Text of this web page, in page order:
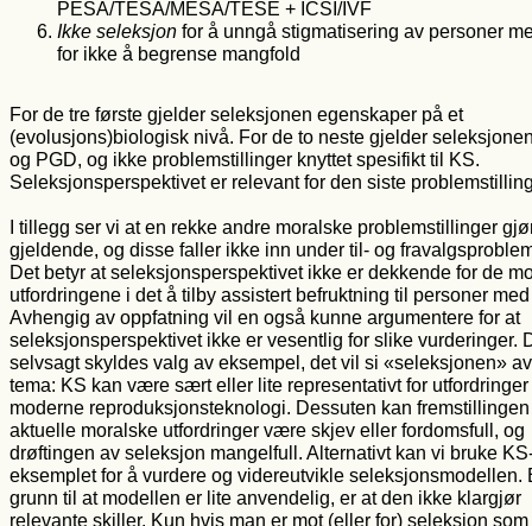
PESA/TESA/MESA/TESE + ICSI/IVF
Ikke seleksjon for å unngå stigmatisering av personer
for ikke å begrense mangfold
For de tre første gjelder seleksjonen egenskaper på et
(evolusjons)biologisk nivå. For de to neste gjelder
og PGD, og ikke problemstillinger knyttet spesifikt til KS.
Seleksjonsperspektivet er relevant for den siste
I tillegg ser vi at en rekke andre moralske problemstillinger
gjeldende, og disse faller ikke inn under til- og
Det betyr at seleksjonsperspektivet ikke er dekkende for de
utfordringene i det å tilby assistert befruktning til personer
Avhengig av oppfatning vil en også kunne argumentere for at
seleksjonsperspektivet ikke er vesentlig for slike vurderinger.
selvsagt skyldes valg av eksempel, det vil si «seleksjonen»
tema: KS kan være sært eller lite representativt for utfordringer
moderne reproduksjonsteknologi. Dessuten kan
aktuelle moralske utfordringer være skjev eller fordomsfull, og
drøftingen av seleksjon mangelfull. Alternativt kan vi bruke
eksemplet for å vurdere og videreutvikle seleksjonsmodellen.
grunn til at modellen er lite anvendelig, er at den ikke klargjør
relevante skiller. Kun hvis man er mot (eller for) seleksjon